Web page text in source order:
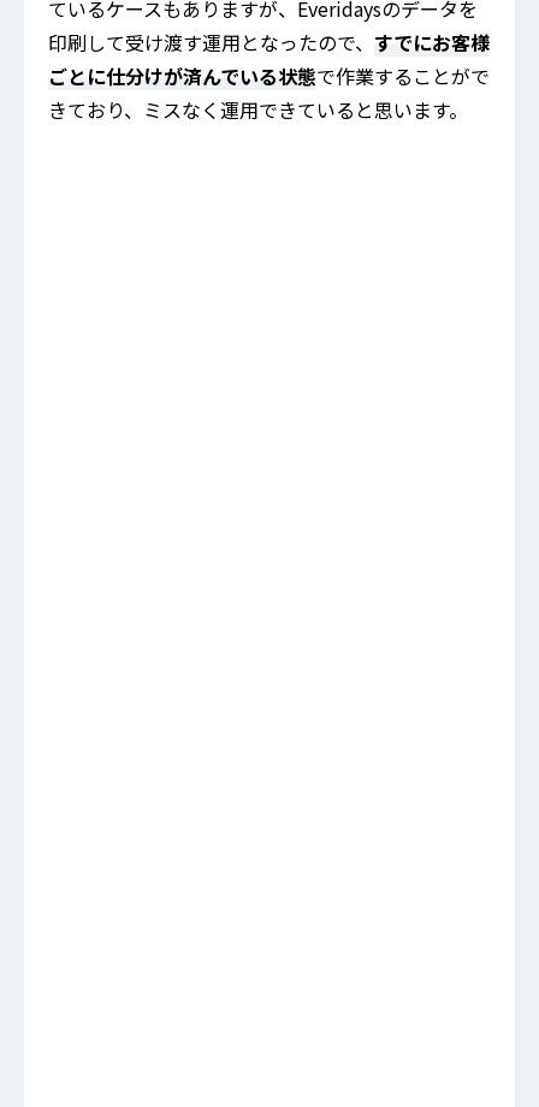
ているケースもありますが、Everidaysのデータを
印刷して受け渡す運用となったので、 すでにお客様
ごとに仕分けが済んでいる状態で作業することがで
きており、ミスなく運用できていると思います。